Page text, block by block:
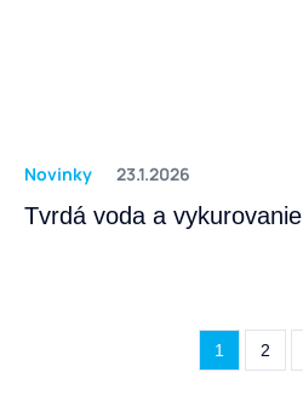
Novinky 23.1.2026
Tvrdá voda a vykurovanie
1 2